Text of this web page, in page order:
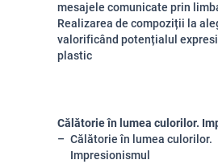
mesajele comunicate prin
Realizarea de compoziții la
valorificând potențialul
plastic
Călătorie în lumea culorilor.
Călătorie în lumea culorilor.
Impresionismul